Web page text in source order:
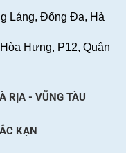
Láng, Đống Đa, Hà
Hưng, P12, Quận
RỊA - VŨNG TÀU
KẠN